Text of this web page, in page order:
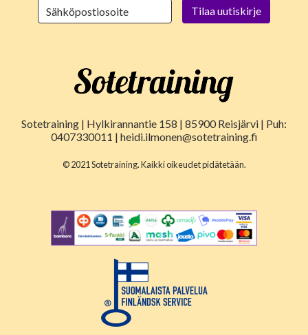
Sotetraining | Hylkirannantie 158 | 85900 Reisjärvi | Puh:
0407330011 | heidi.ilmonen@sotetraining.fi
© 2021 Sotetraining. Kaikki oikeudet pidätetään.